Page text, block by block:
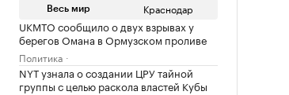
Весь мир Краснодар
UKMTO сообщило о двух взрывах у
берегов Омана в Ормузском проливе
Политика
NYT узнала о создании ЦРУ тайной
группы с целью раскола властей Кубы